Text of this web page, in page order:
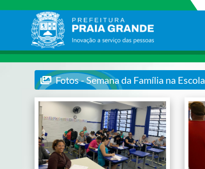
Fotos - Semana da Família na Escola